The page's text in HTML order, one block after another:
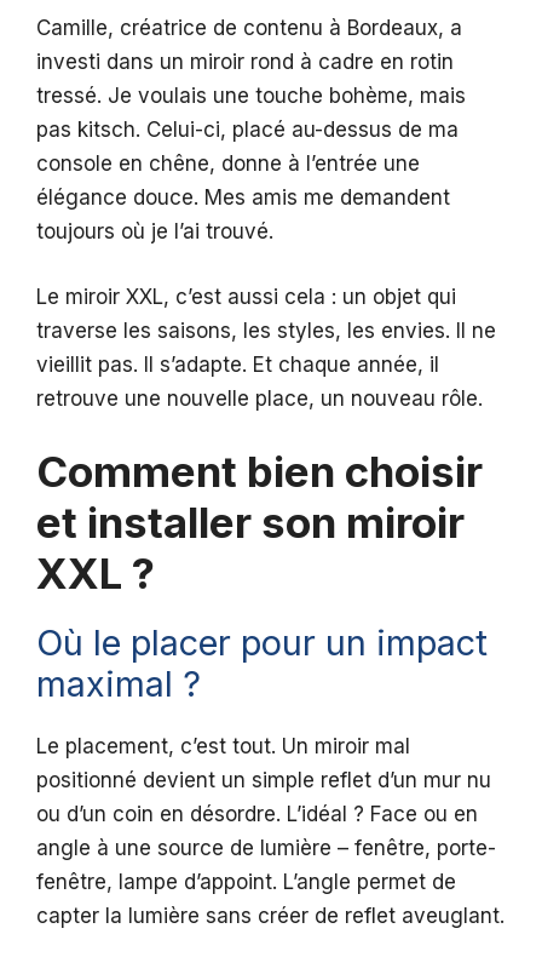
Camille, créatrice de contenu à Bordeaux, a
investi dans un miroir rond à cadre en rotin
tressé. Je voulais une touche bohème, mais
pas kitsch. Celui-ci, placé au-dessus de ma
console en chêne, donne à l’entrée une
élégance douce. Mes amis me demandent
toujours où je l’ai trouvé.
Le miroir XXL, c’est aussi cela : un objet qui
traverse les saisons, les styles, les envies. Il ne
vieillit pas. Il s’adapte. Et chaque année, il
retrouve une nouvelle place, un nouveau rôle.
Comment bien choisir
et installer son miroir
XXL ?
Où le placer pour un impact
maximal ?
Le placement, c’est tout. Un miroir mal
positionné devient un simple reflet d’un mur nu
ou d’un coin en désordre. L’idéal ? Face ou en
angle à une source de lumière – fenêtre, porte-
fenêtre, lampe d’appoint. L’angle permet de
capter la lumière sans créer de reflet aveuglant.